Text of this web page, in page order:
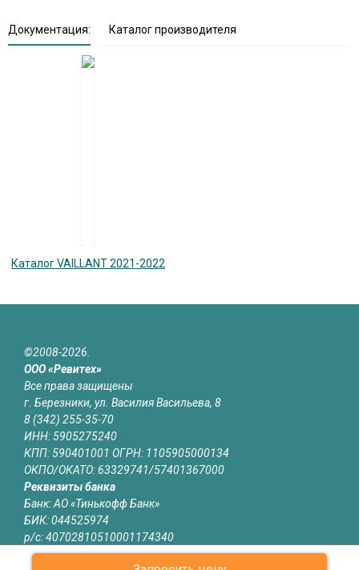
Документация: Каталог производителя
Каталог VAILLANT 2021-2022
©2008-2026.
ООО «Ревитех»
Все права защищены
г. Березники, ул. Василия Васильева, 8
8 (342) 255-35-70
ИНН: 5905275240
КПП: 590401001 ОГРН: 1105905000134
ОКПО/ОКАТО: 63329741/57401367000
Реквизиты банка
Банк: АО «Тинькофф Банк»
БИК: 044525974
р/с: 40702810510001174340
к/с: 30101810145250000974